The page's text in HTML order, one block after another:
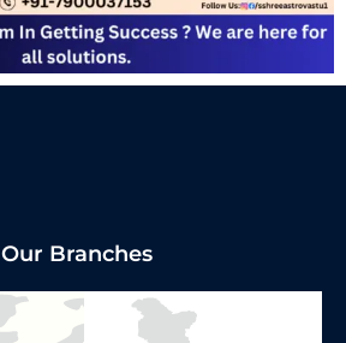
Our Branches